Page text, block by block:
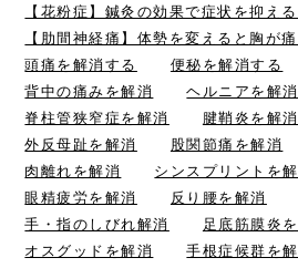
【花粉症】鍼灸の効果で症状を抑える
【肋間神経痛】体勢を変えると胸が
頭痛を解消する
便秘を解消する
背中の痛みを解消
ヘルニアを解
脊柱管狭窄症を解消
腱鞘炎を解消
外反母趾を解消
股関節痛を解消
肉離れを解消
シンスプリントを
眼精疲労を解消
反り腰を解消
手・指のしびれ解消
足底筋膜炎
オスグッドを解消
手根症候群を